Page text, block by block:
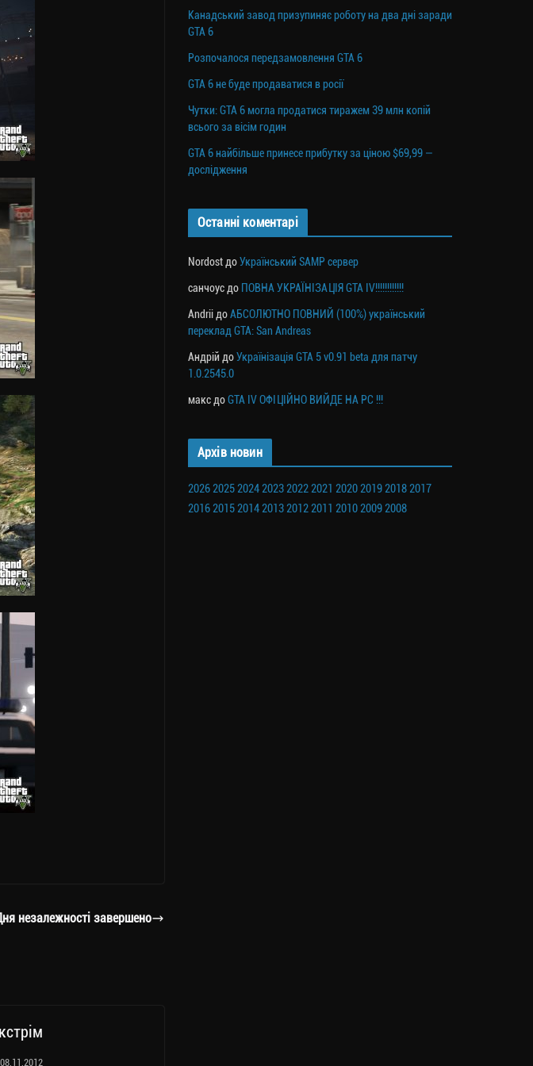
незалежності завершено
08.11.2012
Канадський завод призупиняє роботу на два дні заради
GTA 6
Розпочалося передзамовлення GTA 6
GTA 6 не буде продаватися в росії
Чутки: GTA 6 могла продатися тиражем 39 млн копій
всього за вісім годин
GTA 6 найбільше принесе прибутку за ціною $69,99 —
дослідження
Останні коментарі
Nordost доУкраїнський SAMP сервер
санчоус до ПОВНА УКРАЇНІЗАЦІЯ GTA IV!!!!!!!!!!!!
Andrii доАБСОЛЮТНО ПОВНИЙ (100%) український
переклад GTA: San Andreas
Андрій доУкраїнізація GTA 5 v0.91 beta для патчу
1.0.2545.0
макс доGTA IV ОФІЦІЙНО ВИЙДЕ НА PC !!!
Архів новин
202620252024202320222021 2020201920182017
201620152014201320122011 201020092008